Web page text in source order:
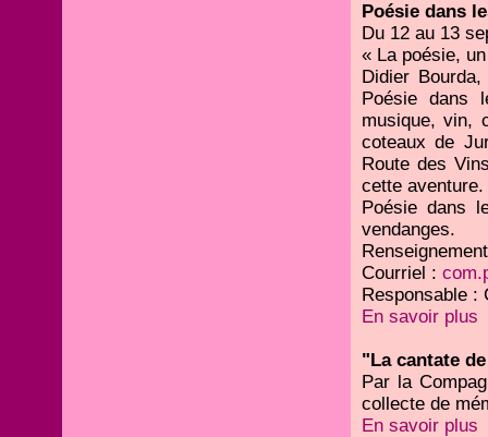
Poésie dans
Du 12 au 13
« La poésie,
Didier
Poésie dans
musique, vin,
coteaux de
Route des
cette aventure.
Poésie dans
vendanges.
Courriel :
Responsable :
En savoir plus
"La cantate
Par la
collecte de
En savoir plus